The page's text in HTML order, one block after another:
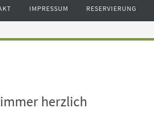
IMPRESSUM RESERVIERUNG
herzlich